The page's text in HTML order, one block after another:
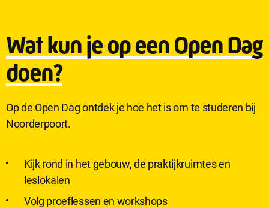
dialog
Noodzakelijke cookies zijn noodzakelijk om de website te laten
werken.
Functionele cookies
Functionele cookies hebben een functionele rol binnen de
website. De cookies zorgen ervoor dat de website goed
Analytische cookies
Analytische cookies geven ons inzicht in hoe de website wordt
Wat kun je op een Open Dag
doen?
Op de Open Dag ontdek je hoe het is om te studeren bij
Noorderpoort.
Kijk rond in het gebouw, de praktijkruimtes en
leslokalen
Volg proeflessen en workshops